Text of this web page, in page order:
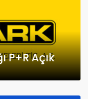
P+R Açık